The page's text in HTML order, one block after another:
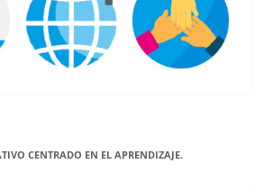
CENTRADO EN EL APRENDIZAJE.